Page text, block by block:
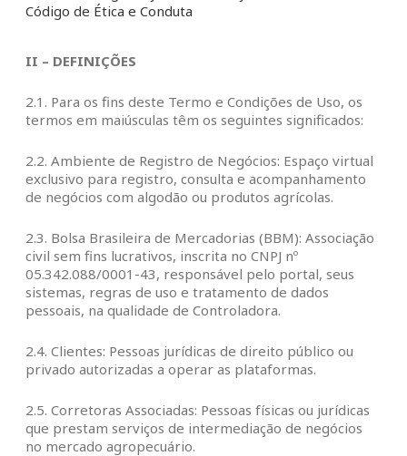
Código de Ética e Conduta
II – DEFINIÇÕES
2.1. Para os fins deste Termo e Condições de Uso, os
termos em maiúsculas têm os seguintes significados:
2.2. Ambiente de Registro de Negócios: Espaço virtual
exclusivo para registro, consulta e acompanhamento
de negócios com algodão ou produtos agrícolas.
2.3. Bolsa Brasileira de Mercadorias (BBM): Associação
civil sem fins lucrativos, inscrita no CNPJ nº
05.342.088/0001-43, responsável pelo portal, seus
sistemas, regras de uso e tratamento de dados
pessoais, na qualidade de Controladora.
2.4. Clientes: Pessoas jurídicas de direito público ou
privado autorizadas a operar as plataformas.
2.5. Corretoras Associadas: Pessoas físicas ou jurídicas
que prestam serviços de intermediação de negócios
no mercado agropecuário.